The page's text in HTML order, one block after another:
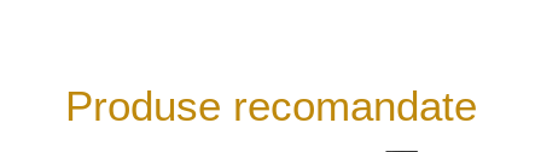
Produse recomandate